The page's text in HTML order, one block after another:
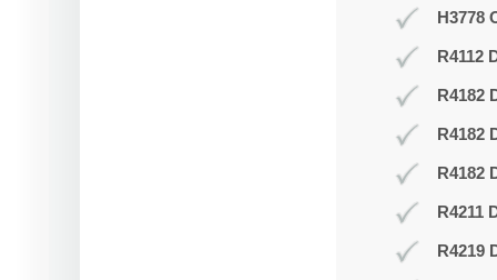
H3778
R4112
R4182
R4182
R4182
R4211
R4219